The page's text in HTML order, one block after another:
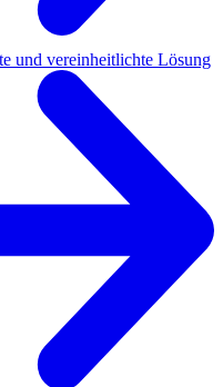
und vereinheitlichte Lösung